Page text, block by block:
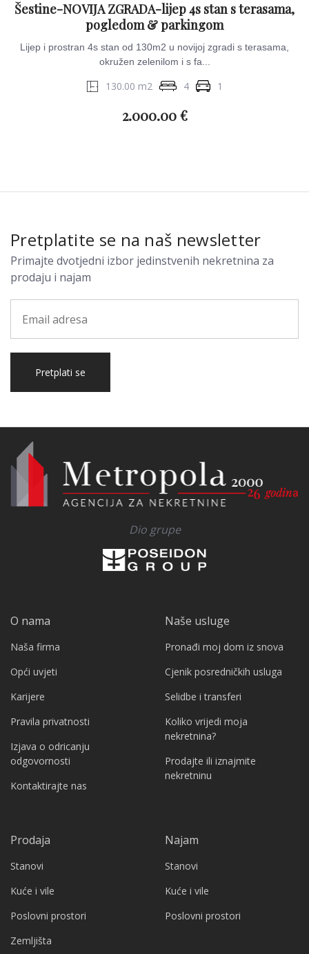
Šestine-NOVIJA ZGRADA-lijep 4s stan s terasama,
pogledom & parkingom
Lijep i prostran 4s stan od 130m2 u novijoj zgradi s terasama,
okružen zelenilom i s fa...
130.00 m2 4 1
2.000.00 €
Pretplatite se na naš newsletter
Primajte dvotjedni izbor jedinstvenih nekretnina za
prodaju i najam
Pretplati se
Dio grupe
O nama
Naša firma
Opći uvjeti
Karijere
Pravila privatnosti
Izjava o odricanju
odgovornosti
Kontaktirajte nas
Naše usluge
Pronađi moj dom iz snova
Cjenik posredničkih usluga
Selidbe i transferi
Koliko vrijedi moja
nekretnina?
Prodajte ili iznajmite
nekretninu
Prodaja
Stanovi
Kuće i vile
Poslovni prostori
Zemljišta
Najam
Stanovi
Kuće i vile
Poslovni prostori